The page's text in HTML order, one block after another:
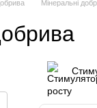
Мінеральні